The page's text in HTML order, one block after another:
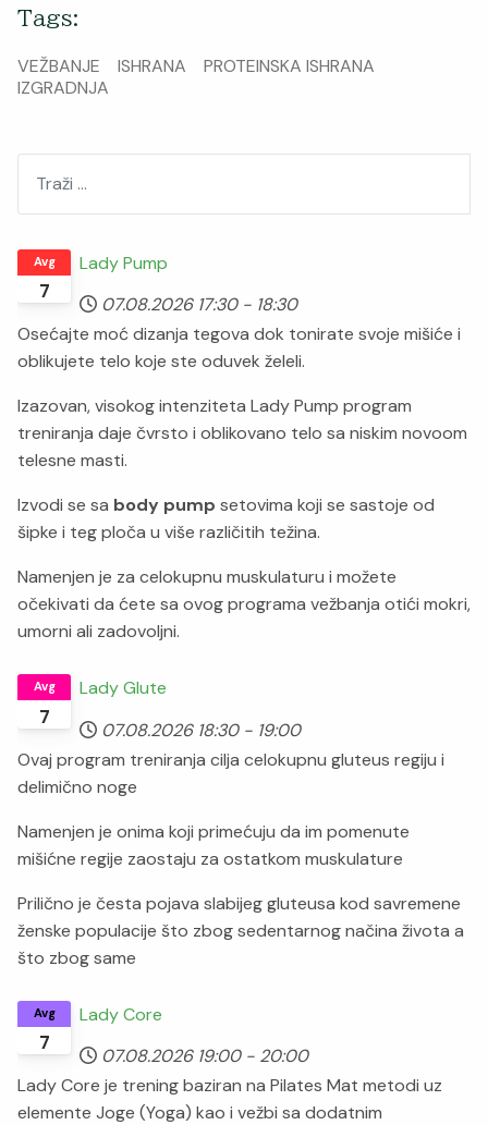
Tags:
VEŽBANJE ISHRANA
PROTEINSKA ISHRANA
IZGRADNJA
7
Avg
Lady Pump
07.08.2026 17:30 - 18:30
Osećajte moć dizanja tegova dok tonirate svoje mišiće i
oblikujete telo koje ste oduvek želeli.
Izazovan, visokog intenziteta Lady Pump program
treniranja daje čvrsto i oblikovano telo sa niskim novoom
telesne masti.
Izvodi se sa body pump setovima koji se sastoje od
šipke i teg ploča u više različitih težina.
Namenjen je za celokupnu muskulaturu i možete
očekivati da ćete sa ovog programa vežbanja otići mokri,
umorni ali zadovoljni.
7
Avg
Lady Glute
07.08.2026 18:30 - 19:00
Ovaj program treniranja cilja celokupnu gluteus regiju i
delimično noge
Namenjen je onima koji primećuju da im pomenute
mišićne regije zaostaju za ostatkom muskulature
Prilično je česta pojava slabijeg gluteusa kod savremene
ženske populacije što zbog sedentarnog načina života a
što zbog same
7
Avg
Lady Core
07.08.2026 19:00 - 20:00
Lady Core je trening baziran na Pilates Mat metodi uz
elemente Joge (Yoga) kao i vežbi sa dodatnim